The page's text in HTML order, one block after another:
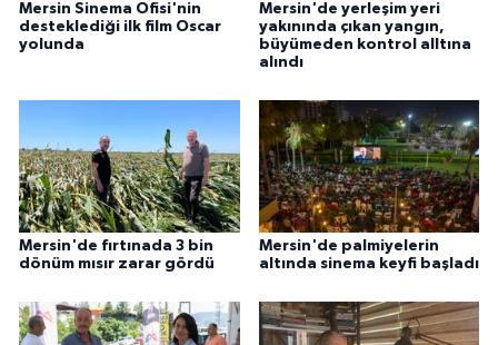
Mersin Sinema Ofisi'nin
desteklediği ilk film Oscar
yolunda
Mersin'de yerleşim yeri
yakınında çıkan yangın,
büyümeden kontrol alltına
alındı
Mersin'de fırtınada 3 bin
dönüm mısır zarar gördü
Mersin'de palmiyelerin
altında sinema keyfi başladı